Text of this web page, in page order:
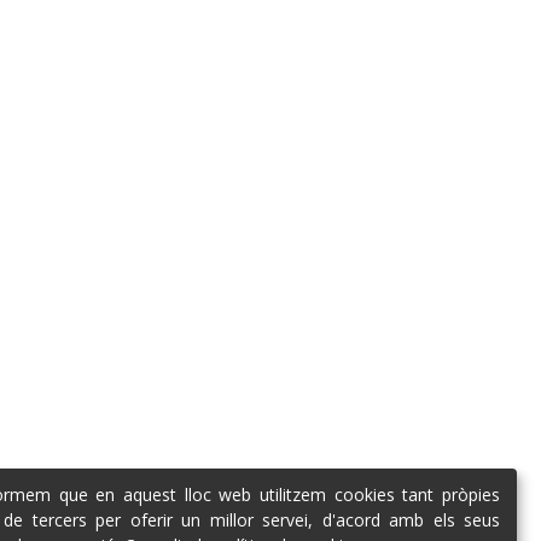
que en aquest lloc web utilitzem cookies tant pròpies
tercers per oferir un millor servei, d'acord amb els seus